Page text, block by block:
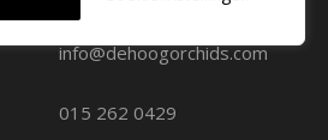
2645 AW Delfgauw
info@dehoogorchids.com
015 262 0429